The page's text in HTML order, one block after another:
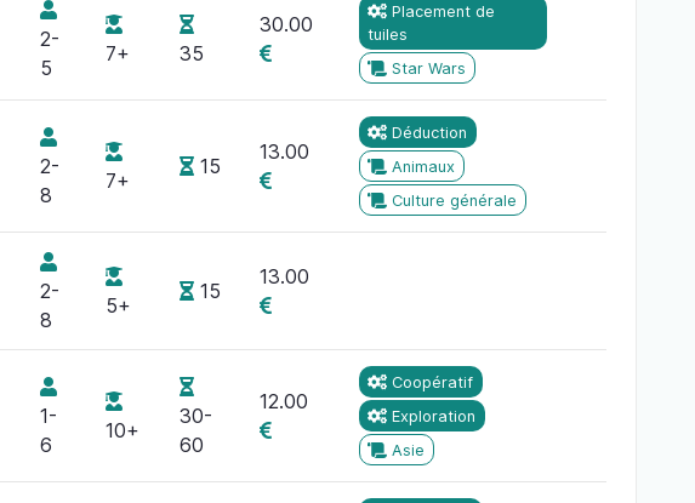
2-
5
7+ 35
30.00
Placement de
tuiles
Star Wars
2-
8
7+
15
13.00
Déduction
Animaux
Culture générale
2-
8
5+
15
13.00
1-
6
10+
30-
60
12.00
Coopératif
Exploration
Asie